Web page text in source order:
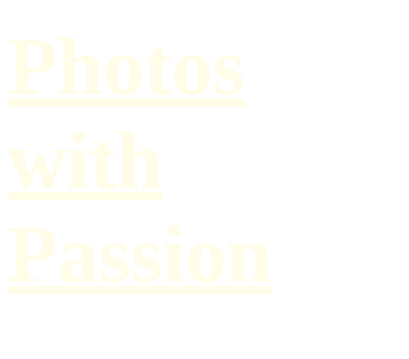
Photos
with
Passion